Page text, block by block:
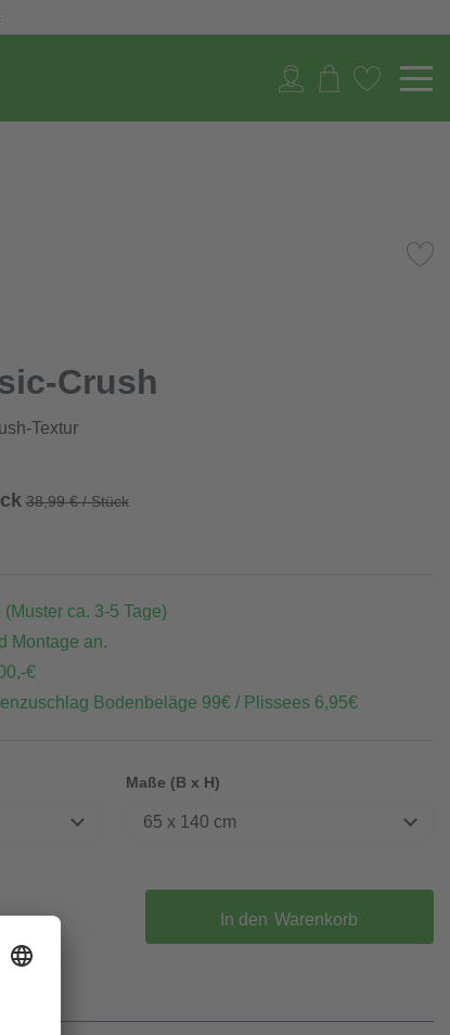
Crush
Textur
38,99 € / Stück
ca. 3-5 Tage)
Montage an.
€
Bodenbeläge 99€ / Plissees 6,95€
Maße (B x H)
65 x 140 cm
In den Warenkorb